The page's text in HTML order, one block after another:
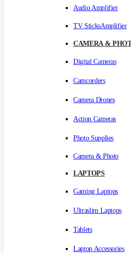
Audio Amplifier
TV SticksAmplifier
CAMERA &
Digital Cameras
Camcorders
Camera Drones
Action Cameras
Photo Supplies
Camera & Photo
LAPTOPS
Gaming Laptops
Ultraslim Laptops
Tablets
Laptop Accessories